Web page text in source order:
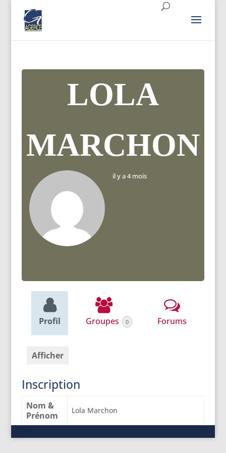
LOLA
MARCHON
il y a 4 mois
Profil Groupes 0 Forums
Afficher
Inscription
Nom &
Prénom
Lola Marchon